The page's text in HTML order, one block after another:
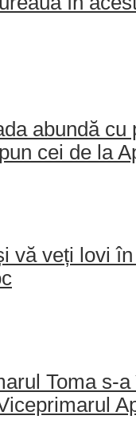
abundă
cei de la
vă veți lovi
Toma